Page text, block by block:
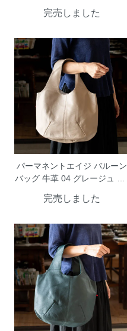
CH PermanentAge
完売しました
パーマネントエイジ バルーン
バッグ 牛革 04 グレージュ GF
完売しました